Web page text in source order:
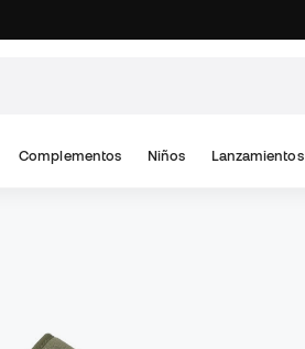
Complementos Niños Lanzamientos